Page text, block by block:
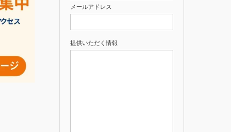
メールアドレス
提供いただく情報